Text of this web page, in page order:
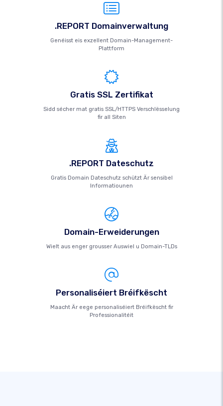
.REPORT Domainverwaltung
Genéisst eis exzellent Domain-Management-
Plattform
Gratis SSL Zertifikat
Sidd sécher mat gratis SSL/HTTPS Verschlësselung
fir all Siten
.REPORT Dateschutz
Gratis Domain Dateschutz schützt Är sensibel
Informatiounen
Domain-Erweiderungen
Wielt aus enger grousser Auswiel u Domain-TLDs
Personaliséiert Bréifkëscht
Maacht Är eege personaliséiert Bréifkëscht fir
Professionalitéit